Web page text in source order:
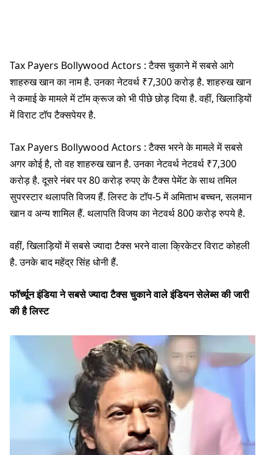
Tax Payers Bollywood Actors : टैक्स चुकाने में सबसे आगे
शाहरुख खान का नाम है. उनका नेटवर्थ ₹7,300 करोड़ है. शाहरुख खान
ने कमाई के मामले में टॉम क्रूज को भी पीछे छोड़ दिया है. वहीं, खिलाड़ियों
में विराट टॉप टैक्सपेयर है.
Tax Payers Bollywood Actors : टैक्स भरने के मामले में सबसे
अगर कोई है, तो वह शाहरुख खान है. उनका नेटवर्थ नेटवर्थ ₹7,300
करोड़ है. दूसरे नंबर पर 80 करोड़ रुपए के टैक्स पेमेंट के साथ तमिल
सुपरस्टार थलापति विजय हैं. लिस्ट के टॉप-5 में अमिताभ बच्चन, सलमान
खान व अन्य शामिल हैं. थलापति विजय का नेटवर्थ 800 करोड़ रुपये है.
वहीं, खिलाड़ियों में सबसे ज्यादा टैक्स भरने वाला क्रिकेटर विराट कोहली
है. उनके बाद महेंद्र सिंह धोनी हैं.
फॉर्च्यून इंडिया ने सबसे ज्यादा टैक्स चुकाने वाले इंडियन सेलेब्स की जारी
की हैलिस्ट